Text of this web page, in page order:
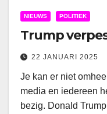
NIEUWS POLITIEK
Trump
22 JANUARI 2025
Je kan er niet
media en iedereen
bezig. Donald